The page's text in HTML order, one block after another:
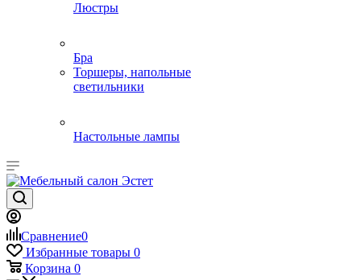
Люстры
Бра
Торшеры, напольные
светильники
Настольные лампы
Сравнение0
Избранные товары 0
Корзина 0